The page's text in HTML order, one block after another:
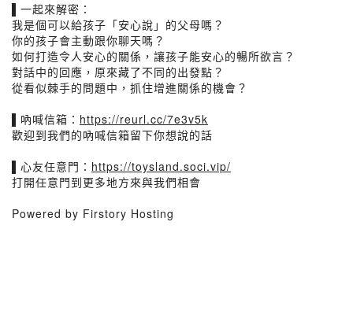
▌一起來解密：
我是個可以給孩子「安心說」的父母嗎？
你的孩子會主動跟你聊天嗎？
如何打造令人安心的關係，讓孩子能安心的暢所欲言？
對話中的回應，原來藏了不同的出發點？
從看似棘手的問題中，抓住增進關係的機會？
▌吶喊信箱： https://reurl.cc/7e3v5k
歡迎到我們的吶喊信箱留下你想說的話
▌心友任意門： https://toysland.soci.vip/
打開任意門到更多地方來與我們相會
Powered by Firstory Hosting